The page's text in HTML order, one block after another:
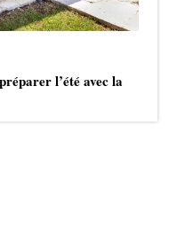
l’été avec la